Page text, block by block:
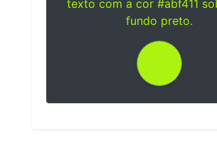
texto com a cor #abf411
fundo preto.